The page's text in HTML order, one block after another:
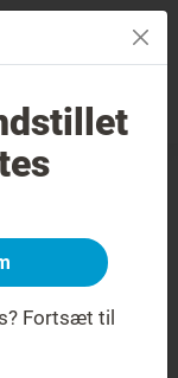
en behandler
andre
Fortsæt til